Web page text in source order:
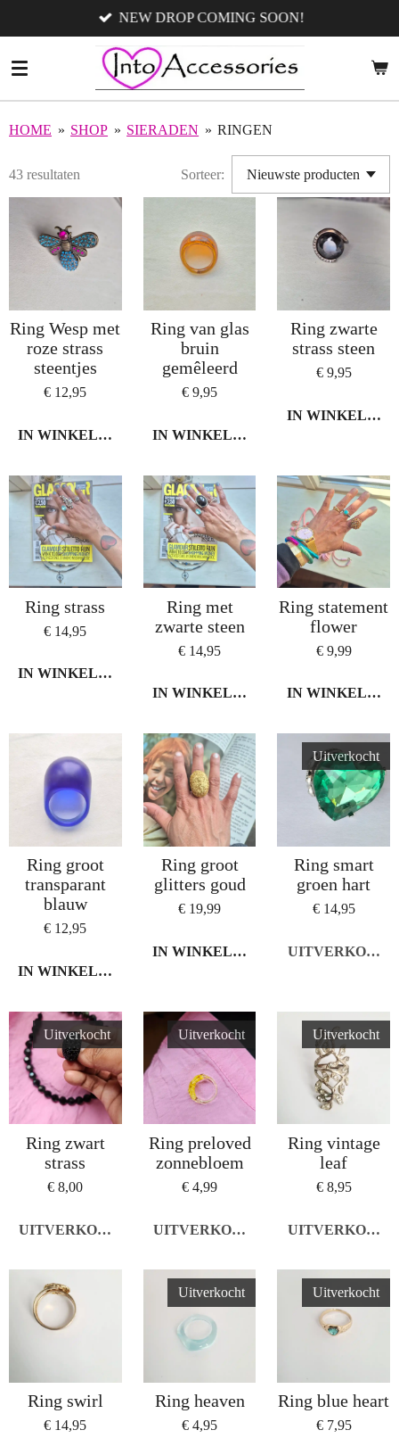
direct
naar
hoofdinhoud
NEW DROP COMING SOON!
HOME » SHOP » SIERADEN » RINGEN
43 resultaten Sorteer:
Ring Wesp met
roze strass
steentjes
€ 12,95
IN WINKELWAGEN
Ring van glas
bruin
gemêleerd
€ 9,95
IN WINKELWAGEN
Ring zwarte
strass steen
€ 9,95
IN
Ring strass
€ 14,95
IN WINKELWAGEN
Ring met
zwarte steen
€ 14,95
IN WINKELWAGEN
Ring statement
flower
€ 9,99
IN
Ring groot
transparant
blauw
€ 12,95
IN WINKELWAGEN
Ring groot
glitters goud
€ 19,99
IN WINKELWAGEN
Uitverkocht
Ring smart
groen hart
€ 14,95
UITVERKOCHT
Uitverkocht
Ring zwart
strass
€ 8,00
UITVERKOCHT
Uitverkocht
Ring preloved
zonnebloem
€ 4,99
UITVERKOCHT
Uitverkocht
Ring vintage
leaf
€ 8,95
UITVERKOCHT
Ring swirl
€ 14,95
Uitverkocht
Ring heaven
€ 4,95
Uitverkocht
Ring blue heart
€ 7,95